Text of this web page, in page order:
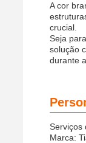
A cor
crucial.
Seja
solução
durante
Serviços
Marca: